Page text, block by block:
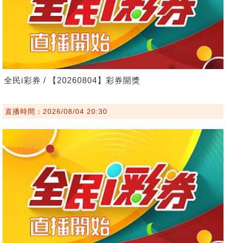
全民i彩券 / 【20260804】彩券開獎
直播時間：2026/08/04 20:30